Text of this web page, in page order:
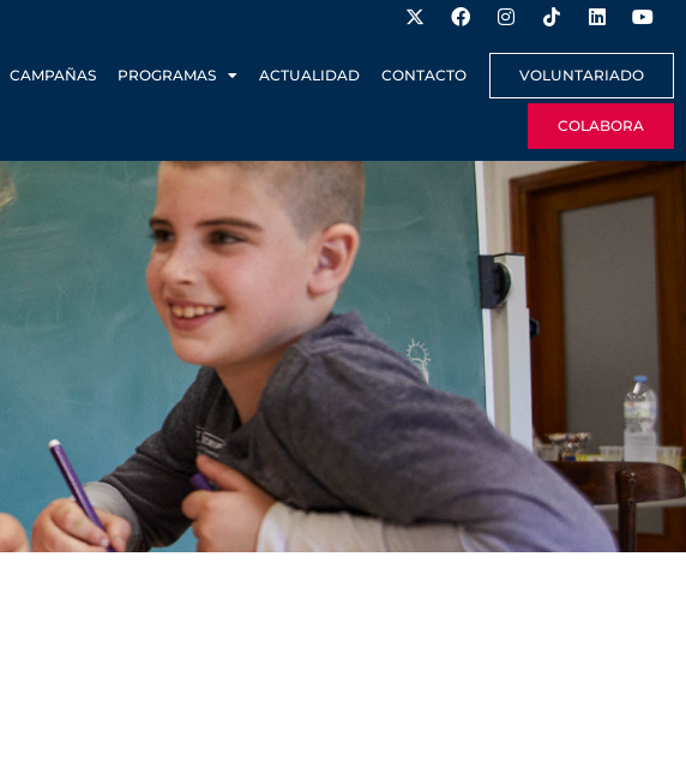
CAMPAÑAS PROGRAMAS ACTUALIDAD CONTACTO VOLUNTARIADO
COLABORA